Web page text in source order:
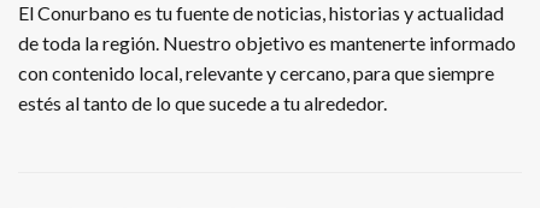
El Conurbano es tu fuente de noticias, historias y actualidad
de toda la región. Nuestro objetivo es mantenerte informado
con contenido local, relevante y cercano, para que siempre
estés al tanto de lo que sucede a tu alrededor.